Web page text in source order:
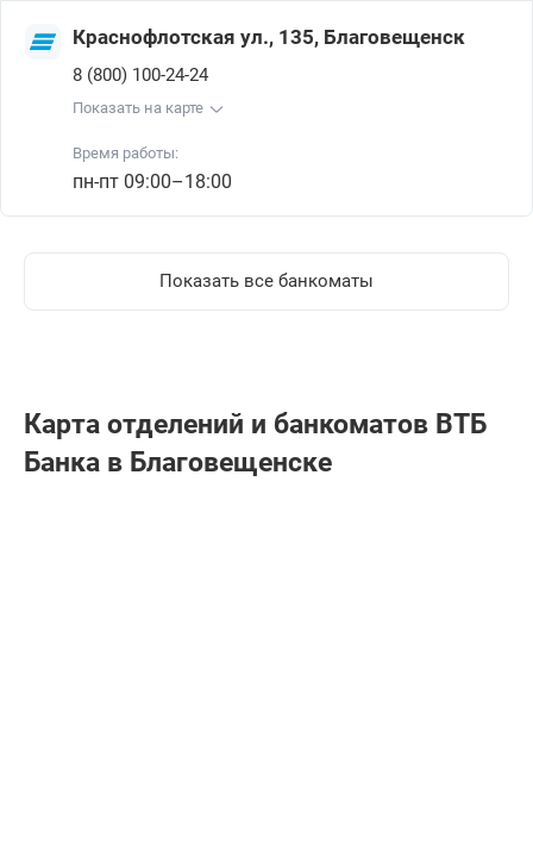
Краснофлотская ул., 135, Благовещенск
8 (800) 100-24-24
Показать на карте
Время работы:
пн-пт 09:00–18:00
Показать все банкоматы
Карта отделений и банкоматов ВТБ
Банкa в Благовещенске